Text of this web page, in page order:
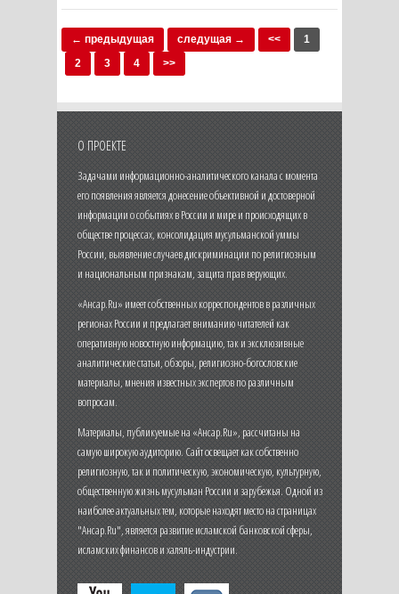
← предыдущая следущая → <<
1
2
3 4 >>
О ПРОЕКТЕ
Задачами информационно-аналитического канала с момента
его появления является донесение объективной и достоверной
информации о событиях в России и мире и происходящих в
обществе процессах, консолидация мусульманской уммы
России, выявление случаев дискриминации по религиозным
и национальным признакам, защита прав верующих.
«Ансар.Ru» имеет собственных корреспондентов в различных
регионах России и предлагает вниманию читателей как
оперативную новостную информацию, так и эксклюзивные
аналитические статьи, обзоры, религиозно-богословские
материалы, мнения известных экспертов по различным
вопросам.
Материалы, публикуемые на «Ансар.Ru», рассчитаны на
самую широкую аудиторию. Сайт освещает как собственно
религиозную, так и политическую, экономическую, культурную,
общественную жизнь мусульман России и зарубежья. Одной из
наиболее актуальных тем, которые находят место на страницах
"Ансар.Ru", является развитие исламской банковской сферы,
исламских финансов и халяль-индустрии.